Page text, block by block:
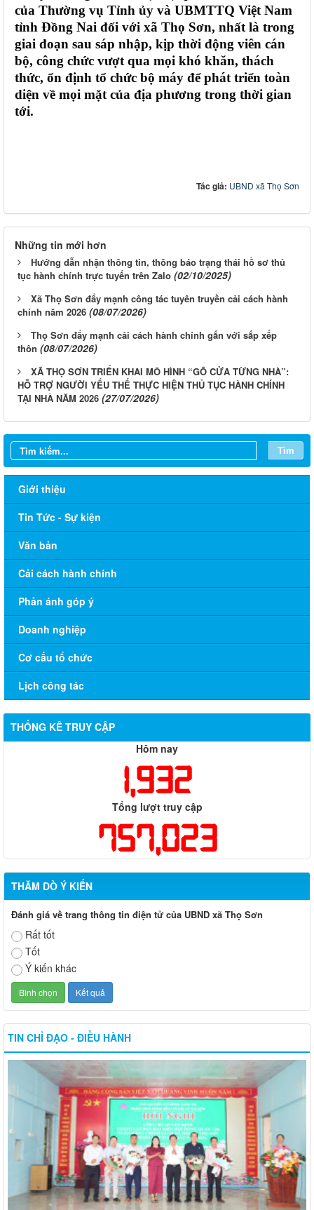
của Thường vụ Tỉnh ủy và UBMTTQ Việt Nam
tỉnh Đồng Nai đối với xã Thọ Sơn, nhất là trong
giai đoạn sau sáp nhập, kịp thời động viên cán
bộ, công chức vượt qua mọi khó khăn, thách
thức, ổn định tổ chức bộ máy để phát triển toàn
diện về mọi mặt của địa phương trong thời gian
tới.
Tác giả: UBND xã Thọ Sơn
Những tin mới hơn
Hướng dẫn nhận thông tin, thông báo trạng thái hồ sơ thủ
tục hành chính trực tuyến trên Zalo (02/10/2025)
Xã Thọ Sơn đẩy mạnh công tác tuyên truyền cải cách hành
chính năm 2026 (08/07/2026)
Thọ Sơn đẩy mạnh cải cách hành chính gắn với sắp xếp
thôn (08/07/2026)
XÃ THỌ SƠN TRIỂN KHAI MÔ HÌNH “GÕ CỬA TỪNG NHÀ”:
HỖ TRỢ NGƯỜI YẾU THẾ THỰC HIỆN THỦ TỤC HÀNH CHÍNH
TẠI NHÀ NĂM 2026 (27/07/2026)
Tìm
Giới thiệu
Tin Tức - Sự kiện
Văn bản
Cải cách hành chính
Phản ánh góp ý
Doanh nghiệp
Cơ cấu tổ chức
Lịch công tác
THỐNG KÊ TRUY CẬP
Hôm nay
1,932
Tổng lượt truy cập
757,023
THĂM DÒ Ý KIẾN
Đánh giá về trang thông tin điện tử của UBND xã Thọ Sơn
Rất tốt
Tốt
Ý kiến khác
TIN CHỈ ĐẠO - ĐIỀU HÀNH